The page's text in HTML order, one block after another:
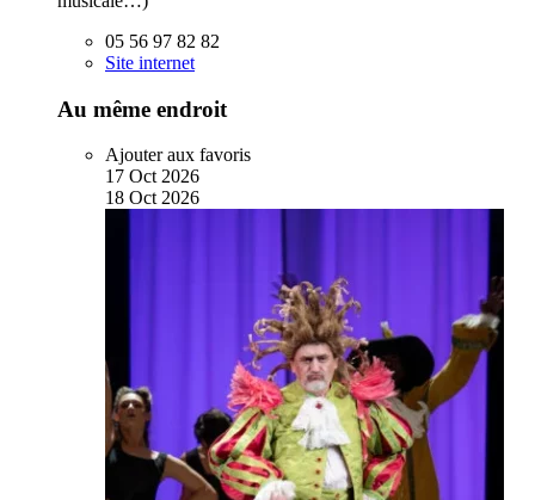
05 56 97 82 82
Site internet
Au même endroit
Ajouter aux favoris
17 Oct 2026
18 Oct 2026